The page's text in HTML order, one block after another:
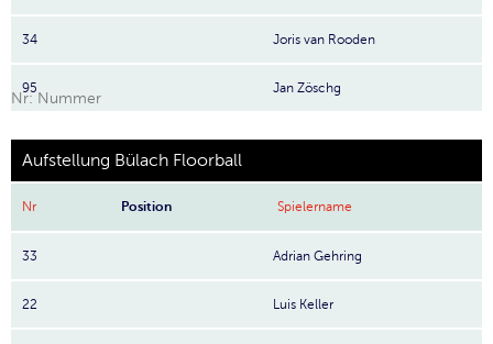
34 Joris van Rooden
95 Jan Zöschg
Nr: Nummer
Aufstellung Bülach Floorball
Nr Position Spielername
33 Adrian Gehring
22 Luis Keller